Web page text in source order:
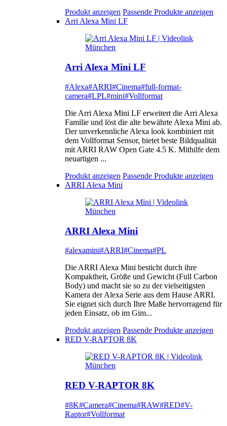
Produkt anzeigen Passende Produkte anzeigen
Arri Alexa Mini LF
Arri Alexa Mini LF
#Alexa#ARRI#Cinema#full-format-
camera#LPL#mini#Vollformat
Die Arri Alexa Mini LF erweitert die Arri Alexa
Familie und löst die alte bewährte Alexa Mini ab.
Der unverkennliche Alexa look kombiniert mit
dem Vollformat Sensor, bietet beste Bildqualität
mit ARRI RAW Open Gate 4.5 K. Mithilfe dem
neuartigen ...
Produkt anzeigen Passende Produkte anzeigen
ARRI Alexa Mini
ARRI Alexa Mini
#alexamini#ARRI#Cinema#PL
Die ARRI Alexa Mini besticht durch ihre
Kompaktheit, Größe und Gewicht (Full Carbon
Body) und macht sie so zu der vielseitigsten
Kamera der Alexa Serie aus dem Hause ARRI.
Sie eignet sich durch Ihre Maße hervorragend für
jeden Einsatz, ob im Gim...
Produkt anzeigen Passende Produkte anzeigen
RED V-RAPTOR 8K
RED V-RAPTOR 8K
#8K#Camera#Cinema#RAW#RED#V-
Raptor#Vollformat